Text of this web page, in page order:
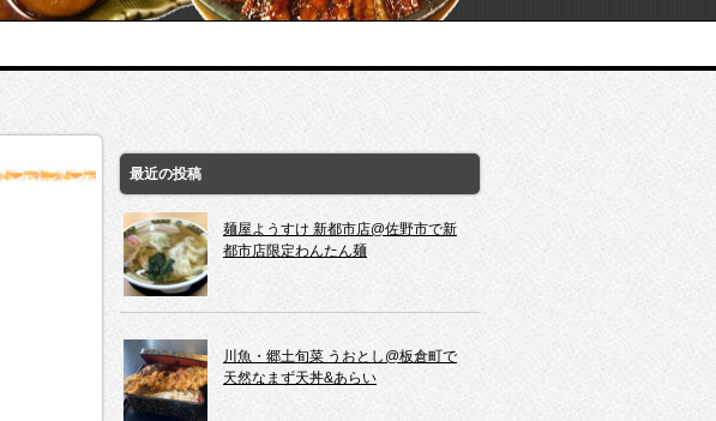
最近の投稿
麺屋ようすけ 新都市店@佐野市で新
都市店限定わんたん麺
川魚・郷土旬菜 うおとし@板倉町で
天然なまず天丼&あらい